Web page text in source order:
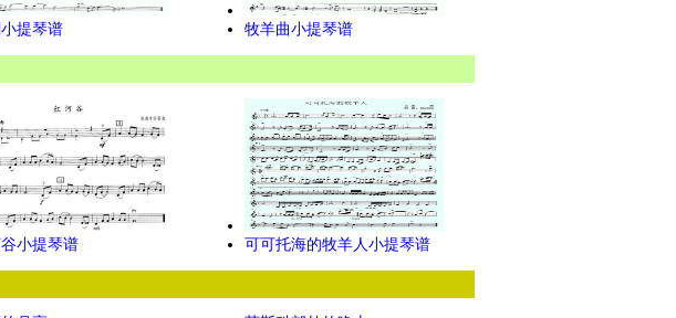
提琴谱 牧羊曲小提琴谱
小提琴谱 可可托海的牧羊人小提琴谱